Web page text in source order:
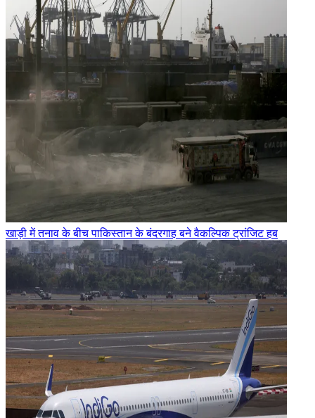
खाड़ी में तनाव के बीच पाकिस्तान के बंदरगाह बने वैकल्पिक ट्रांजिट हब